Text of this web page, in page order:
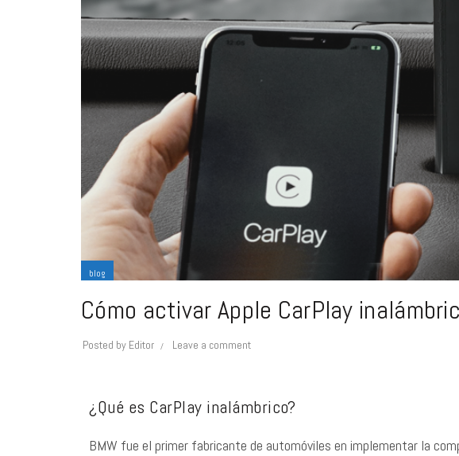
blog
Cómo activar Apple CarPlay
Posted by Editor Leave a comment
¿Qué es CarPlay inalámbrico?
BMW fue el primer fabricante de automóviles en implementar la